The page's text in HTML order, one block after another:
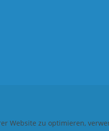
Website zu optimieren,